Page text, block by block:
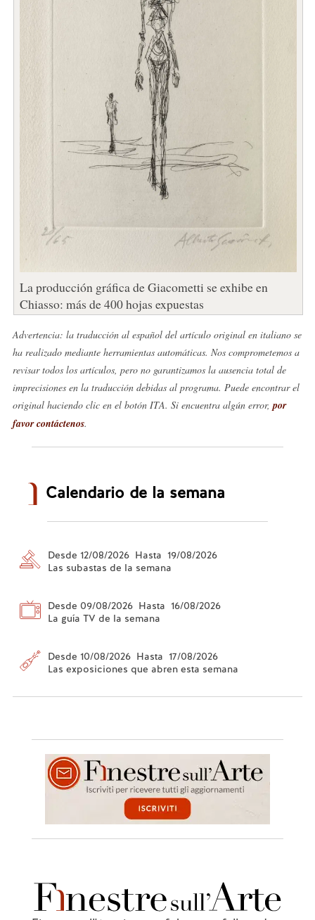
La producción gráfica de Giacometti se exhibe en
Chiasso: más de 400 hojas expuestas
Advertencia: la traducción al español del artículo original en italiano se
ha realizado mediante herramientas automáticas. Nos comprometemos a
revisar todos los artículos, pero no garantizamos la ausencia total de
imprecisiones en la traducción debidas al programa. Puede encontrar el
original haciendo clic en el botón ITA. Si encuentra algún error, por
favor contáctenos.
Calendario de la semana
Desde 12/08/2026 Hasta 19/08/2026
Las subastas de la semana
Desde 09/08/2026 Hasta 16/08/2026
La guía TV de la semana
Desde 10/08/2026 Hasta 17/08/2026
Las exposiciones que abren esta semana